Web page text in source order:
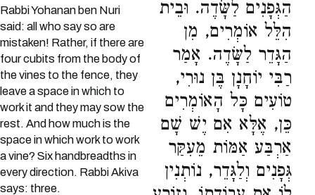
Rabbi Yohanan ben Nuri
said: all who say so are
mistaken! Rather, if there are
four cubits from the body of
the vines to the fence, they
leave a space in which to
work it and they may sow the
rest. And how much is the
space in which work to work
a vine? Six handbreadths in
every direction. Rabbi Akiva
says: three.
הַגְּפָנִים לַשָּׂדֶה. וּבֵית
הִלֵּל אוֹמְרִים, מִן
הַגָּדֵר לַשָּׂדֶה. אָמַר
רַבִּי יוֹחָנָן בֶּן נוּרִי,
טוֹעִים כָּל הָאוֹמְרִים
כֵּן, אֶלָּא אִם יֶשׁ שָׁם
אַרְבַּע אַמּוֹת מֵעִקַּר
גְּפָנִים וְלַגָּדֵר, נוֹתְנִין